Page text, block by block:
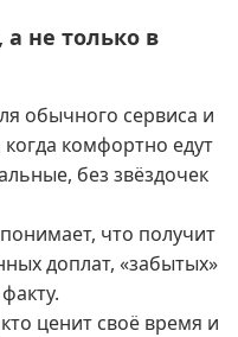
а не только в
обычного сервиса и
комфортно едут
без звёздочек
что получит
доплат, «забытых»
ценит своё время и